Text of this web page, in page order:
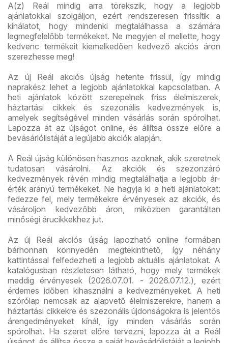
A(z) Reál mindig arra törekszik, hogy a legjobb
ajánlatokkal szolgáljon, ezért rendszeresen frissítik a
kínálatot, hogy mindenki megtalálhassa a számára
legmegfelelőbb termékeket. Ne megyjen el mellette, hogy
kedvenc termékeit kiemelkedően kedvező akciós áron
szerezhesse meg!
Az új Reál akciós újság hetente frissül, így mindig
naprakész lehet a legjobb ajánlatokkal kapcsolatban. A
heti ajánlatok között szerepelnek friss élelmiszerek,
háztartási cikkek és szezonális kedvezmények is,
amelyek segítségével minden vásárlás során spórolhat.
Lapozza át az újságot online, és állítsa össze előre a
bevásárlólistáját a legújabb akciók alapján.
A Reál újság különösen hasznos azoknak, akik szeretnek
tudatosan vásárolni. Az akciók és szezonzáró
kedvezmények révén mindig megtalálhatja a legjobb ár-
érték arányú termékeket. Ne hagyja ki a heti ajánlatokat:
fedezze fel, mely termékekre érvényesek az akciók, és
vásároljon kedvezőbb áron, miközben garantáltan
minőségi árucikkekhez jut.
Az új Reál akciós újság lapozható online formában
bárhonnan könnyedén megtekinthető, így néhány
kattintással felfedezheti a legjobb aktuális ajánlatokat. A
katalógusban részletesen látható, hogy mely termékek
meddig érvényesek (2026.07.01. - 2026.07.12.), ezért
érdemes időben kihasználni a kedvezményeket. A heti
szórólap nemcsak az alapvető élelmiszerekre, hanem a
háztartási cikkekre és szezonális újdonságokra is jelentős
árengedményeket kínál, így minden vásárlás során
spórolhat. Ha szeret előre tervezni, lapozza át a Reál